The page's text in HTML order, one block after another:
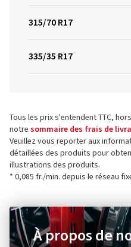
315/70 R17
335/35 R17
Tous les prix s'entendent TTC,
notre sommaire des frais de
Veuillez vous reporter aux
détaillées des produits pour
illustrations des produits.
* 0,085 fr./min. depuis le réseau
À propos de